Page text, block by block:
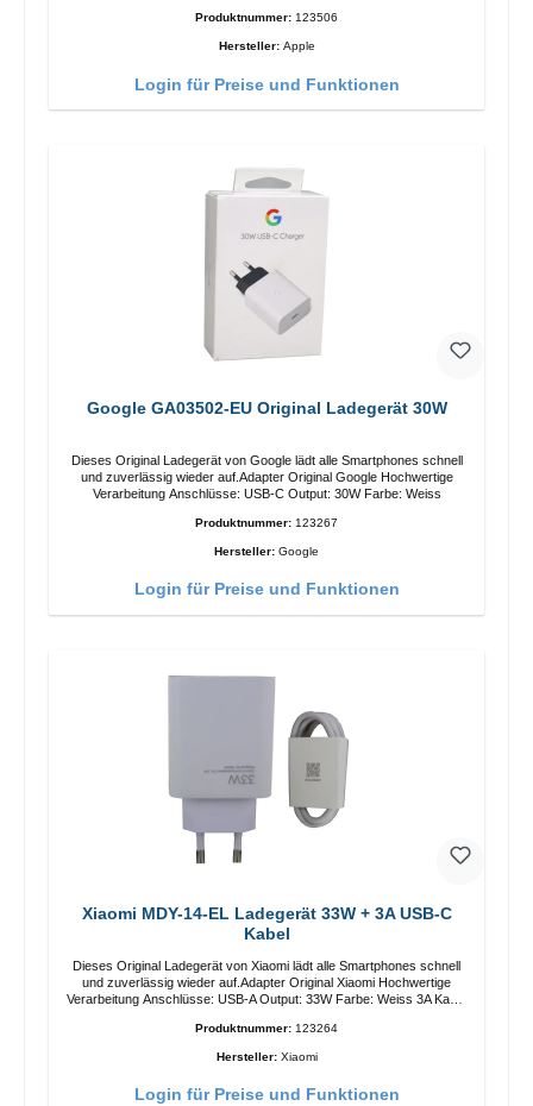
Produktnummer: 123506
Hersteller: Apple
Login für Preise und Funktionen
Google GA03502-EU Original Ladegerät 30W
Dieses Original Ladegerät von Google lädt alle Smartphones schnell
und zuverlässig wieder auf.Adapter Original Google Hochwertige
Verarbeitung Anschlüsse: USB-C Output: 30W Farbe: Weiss
Produktnummer: 123267
Hersteller: Google
Login für Preise und Funktionen
Xiaomi MDY-14-EL Ladegerät 33W + 3A USB-C
Kabel
Dieses Original Ladegerät von Xiaomi lädt alle Smartphones schnell
und zuverlässig wieder auf.Adapter Original Xiaomi Hochwertige
Verarbeitung Anschlüsse: USB-A Output: 33W Farbe: Weiss 3A Kabel
Produktnummer: 123264
Hersteller: Xiaomi
Login für Preise und Funktionen